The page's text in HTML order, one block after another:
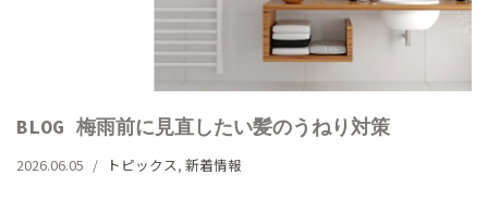
BLOG 梅雨前に見直したい髪のうねり対策
2026.06.05 トピックス, 新着情報